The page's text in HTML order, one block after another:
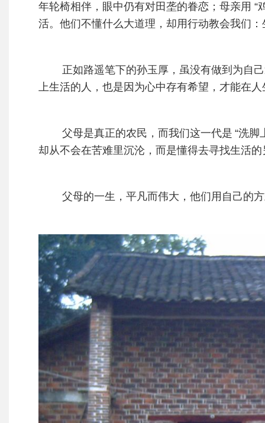
年轮椅相伴，眼中仍有对田垄的眷恋；母亲用
活。他们不懂什么大道理，却用行动教会我们
正如路遥笔下的孙玉厚，虽没有做到为自己
上生活的人，也是因为心中存有希望，才能在
父母是真正的农民，而我们这一代是 “洗脚
却从不会在苦难里沉沦，而是懂得去寻找生活
父母的一生，平凡而伟大，他们用自己的方